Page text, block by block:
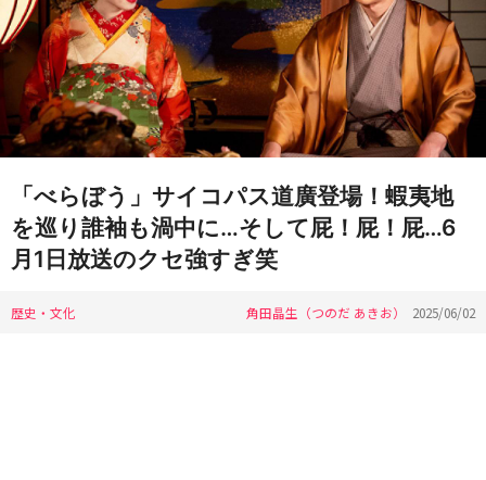
「べらぼう」サイコパス道廣登場！蝦夷地
を巡り誰袖も渦中に…そして屁！屁！屁…6
月1日放送のクセ強すぎ笑
歴史・文化 角田晶生（つのだ あきお） 2025/06/02